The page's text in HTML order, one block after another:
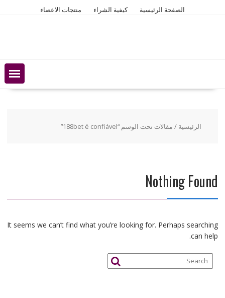
الصفحة الرئيسية كيفية الشراء منتجات الاعضاء
الرئيسية / مقالات تحت الوسم “188bet é confiável”
Nothing Found
It seems we can’t find what you’re looking for. Perhaps searching
can help.